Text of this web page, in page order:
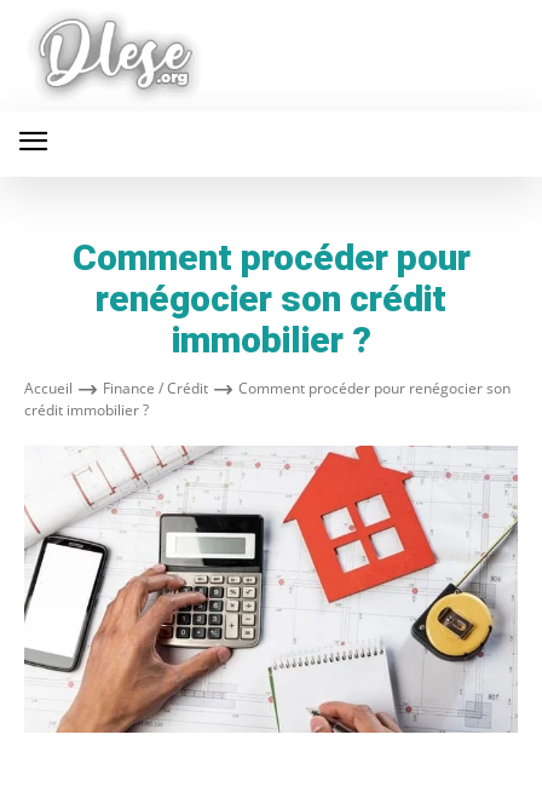
Comment procéder pour
renégocier son crédit
immobilier ?
Accueil Finance / Crédit
Comment procéder pour renégocier son
crédit immobilier ?